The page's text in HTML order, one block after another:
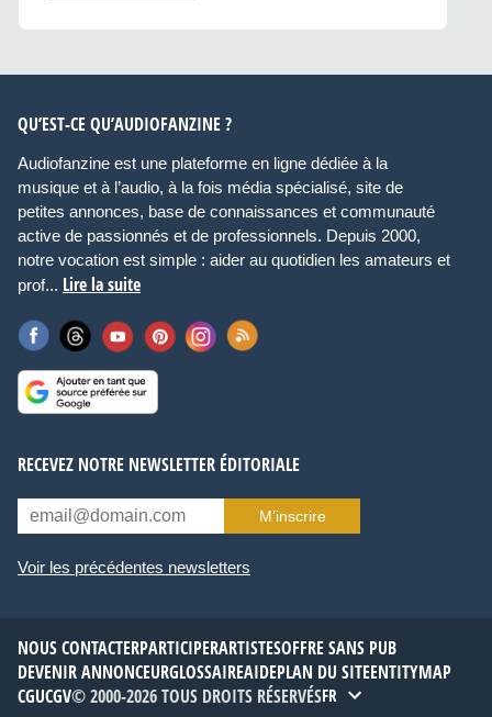
QU’EST-CE QU’AUDIOFANZINE ?
Audiofanzine est une plateforme en ligne dédiée à la
musique et à l’audio, à la fois média spécialisé, site de
petites annonces, base de connaissances et communauté
active de passionnés et de professionnels. Depuis 2000,
notre vocation est simple : aider au quotidien les amateurs et
prof... Lire la suite
RECEVEZ NOTRE NEWSLETTER ÉDITORIALE
M’inscrire
Voir les précédentes newsletters
NOUS CONTACTERPARTICIPERARTISTESOFFRE SANS PUB
DEVENIR ANNONCEURGLOSSAIREAIDEPLAN DU SITEENTITYMAP
CGUCGV© 2000-2026 TOUS DROITS RÉSERVÉSFR